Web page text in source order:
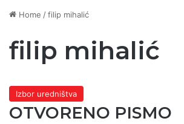
Home /filip mihalić
filip mihalić
Izbor uredništva
OTVORENO PISMO